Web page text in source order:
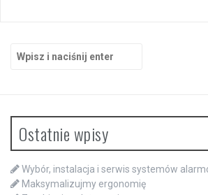
Ostatnie wpisy
Wybór, instalacja i serwis systemów
Maksymalizujmy ergonomię